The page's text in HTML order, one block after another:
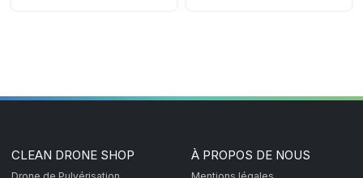
CLEAN DRONE SHOP À PROPOS DE NOUS